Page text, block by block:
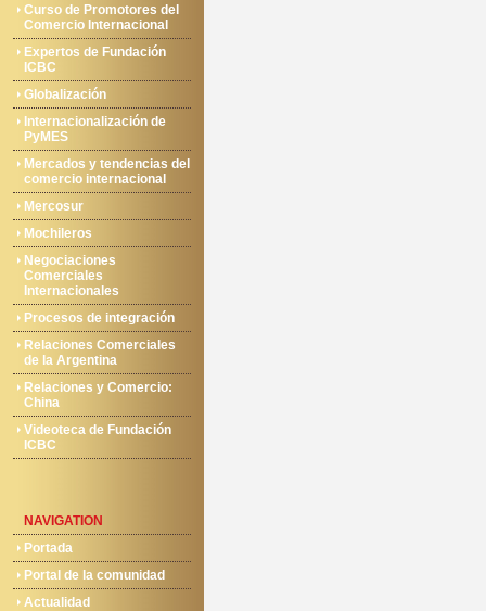
Curso de Promotores del
Comercio Internacional
Expertos de Fundación
ICBC
Globalización
Internacionalización de
PyMES
Mercados y tendencias del
comercio internacional
Mercosur
Mochileros
Negociaciones
Comerciales
Internacionales
Procesos de integración
Relaciones Comerciales
de la Argentina
Relaciones y Comercio:
China
Videoteca de Fundación
ICBC
NAVIGATION
Portada
Portal de la comunidad
Actualidad